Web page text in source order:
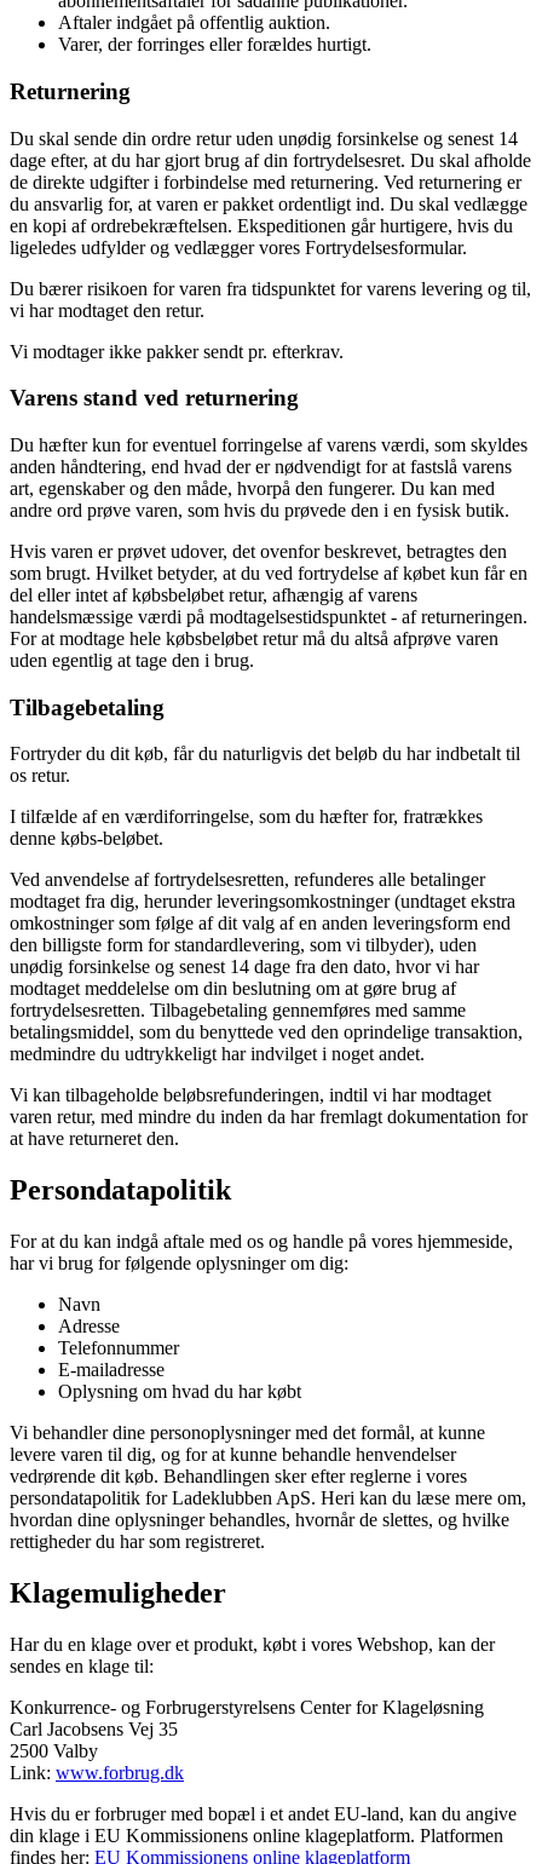
Aftaler indgået på offentlig auktion.
Varer, der forringes eller forældes hurtigt.
Returnering
Du skal sende din ordre retur uden unødig forsinkelse og senest 14
dage efter, at du har gjort brug af din fortrydelsesret. Du skal afholde
de direkte udgifter i forbindelse med returnering. Ved returnering er
du ansvarlig for, at varen er pakket ordentligt ind. Du skal vedlægge
en kopi af ordrebekræftelsen. Ekspeditionen går hurtigere, hvis du
ligeledes udfylder og vedlægger vores Fortrydelsesformular.
Du bærer risikoen for varen fra tidspunktet for varens levering og til,
vi har modtaget den retur.
Vi modtager ikke pakker sendt pr. efterkrav.
Varens stand ved returnering
Du hæfter kun for eventuel forringelse af varens værdi, som skyldes
anden håndtering, end hvad der er nødvendigt for at fastslå varens
art, egenskaber og den måde, hvorpå den fungerer. Du kan med
andre ord prøve varen, som hvis du prøvede den i en fysisk butik.
Hvis varen er prøvet udover, det ovenfor beskrevet, betragtes den
som brugt. Hvilket betyder, at du ved fortrydelse af købet kun får en
del eller intet af købsbeløbet retur, afhængig af varens
handelsmæssige værdi på modtagelsestidspunktet - af returneringen.
For at modtage hele købsbeløbet retur må du altså afprøve varen
uden egentlig at tage den i brug.
Tilbagebetaling
Fortryder du dit køb, får du naturligvis det beløb du har indbetalt til
os retur.
I tilfælde af en værdiforringelse, som du hæfter for, fratrækkes
denne købs-beløbet.
Ved anvendelse af fortrydelsesretten, refunderes alle betalinger
modtaget fra dig, herunder leveringsomkostninger (undtaget ekstra
omkostninger som følge af dit valg af en anden leveringsform end
den billigste form for standardlevering, som vi tilbyder), uden
unødig forsinkelse og senest 14 dage fra den dato, hvor vi har
modtaget meddelelse om din beslutning om at gøre brug af
fortrydelsesretten. Tilbagebetaling gennemføres med samme
betalingsmiddel, som du benyttede ved den oprindelige transaktion,
medmindre du udtrykkeligt har indvilget i noget andet.
Vi kan tilbageholde beløbsrefunderingen, indtil vi har modtaget
varen retur, med mindre du inden da har fremlagt dokumentation for
at have returneret den.
Persondatapolitik
For at du kan indgå aftale med os og handle på vores hjemmeside,
har vi brug for følgende oplysninger om dig:
Navn
Adresse
Telefonnummer
E-mailadresse
Oplysning om hvad du har købt
Vi behandler dine personoplysninger med det formål, at kunne
levere varen til dig, og for at kunne behandle henvendelser
vedrørende dit køb. Behandlingen sker efter reglerne i vores
persondatapolitik for Ladeklubben ApS. Heri kan du læse mere om,
hvordan dine oplysninger behandles, hvornår de slettes, og hvilke
rettigheder du har som registreret.
Klagemuligheder
Har du en klage over et produkt, købt i vores Webshop, kan der
sendes en klage til:
Konkurrence- og Forbrugerstyrelsens Center for Klageløsning
Carl Jacobsens Vej 35
2500 Valby
Link: www.forbrug.dk
Hvis du er forbruger med bopæl i et andet EU-land, kan du angive
din klage i EU Kommissionens online klageplatform. Platformen
findes her: EU Kommissionens online klageplatform